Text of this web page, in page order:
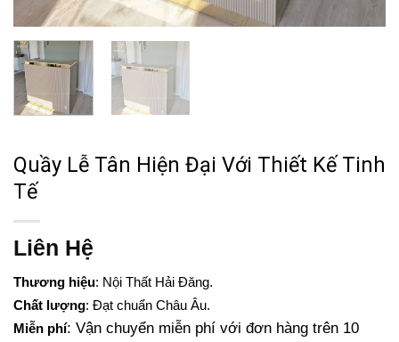
Quầy Lễ Tân Hiện Đại Với Thiết Kế Tinh
Tế
Liên Hệ
Thương hiệu: Nội Thất Hải Đăng.
Chất lượng: Đạt chuẩn Châu Âu.
Miễn phí: Vận chuyển miễn phí với đơn hàng trên 10